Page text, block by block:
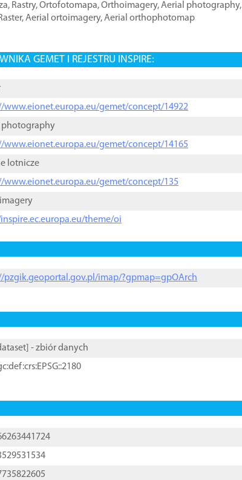
, Rastry,Ortofotomapa,Orthoimagery,Aerial photography,
,Aerial ortoimagery,Aerial orthophotomap
GEMET I REJESTRU INSPIRE:
www.eionet.europa.eu/gemet/concept/14922
photography
www.eionet.europa.eu/gemet/concept/14165
lotnicze
www.eionet.europa.eu/gemet/concept/135
theme/oi
pzgik.geoportal.gov.pl/imap/?gpmap=gpOArch
] - zbiór danych